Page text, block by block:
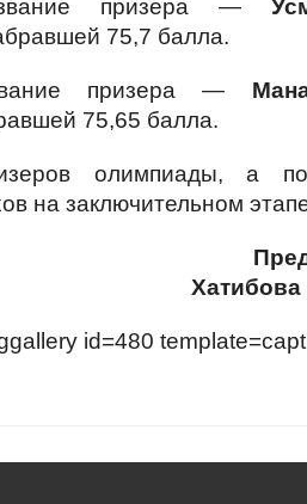
призера —
75,7 балла.
призера —
75,65 балла.
олимпиады, а
на заключительном
id=480